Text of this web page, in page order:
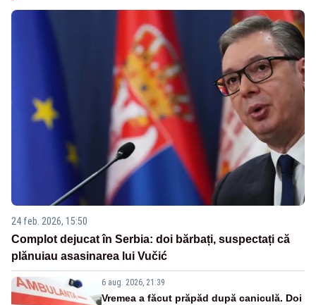
24 feb. 2026, 15:50
Complot dejucat în Serbia: doi bărbați, suspectați că
plănuiau asasinarea lui Vučić
6 aug. 2026, 21:39
Vremea a făcut prăpăd după caniculă. Doi